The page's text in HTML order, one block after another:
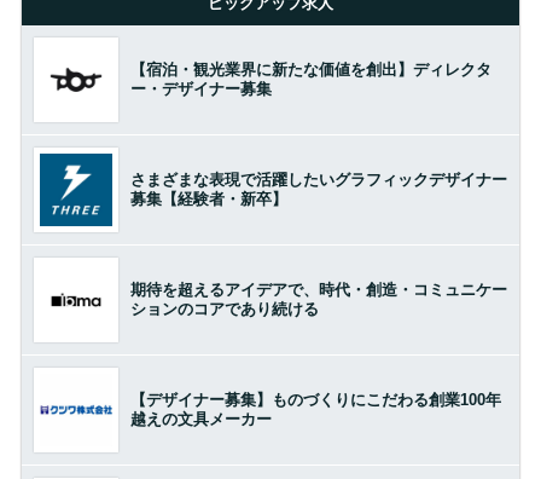
【宿泊・観光業界に新たな価値を創出】ディレクタ
ー・デザイナー募集
さまざまな表現で活躍したいグラフィックデザイナー
募集【経験者・新卒】
期待を超えるアイデアで、時代・創造・コミュニケー
ションのコアであり続ける
【デザイナー募集】ものづくりにこだわる創業100年
越えの文具メーカー